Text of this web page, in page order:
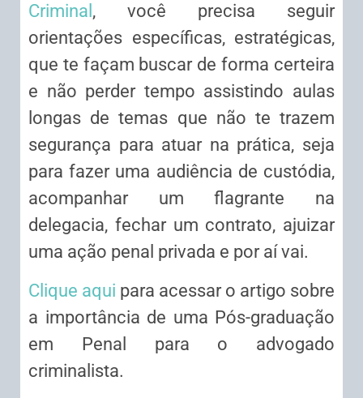
Criminal , você precisa seguir
orientações específicas, estratégicas,
que te façam buscar de forma certeira
e não perder tempo assistindo aulas
longas de temas que não te trazem
segurança para atuar na prática, seja
para fazer uma audiência de custódia,
acompanhar um flagrante na
delegacia, fechar um contrato, ajuizar
uma ação penal privada e por aí vai.
Clique aqui para acessar o artigo sobre
a importância de uma Pós-graduação
em Penal para o advogado
criminalista.